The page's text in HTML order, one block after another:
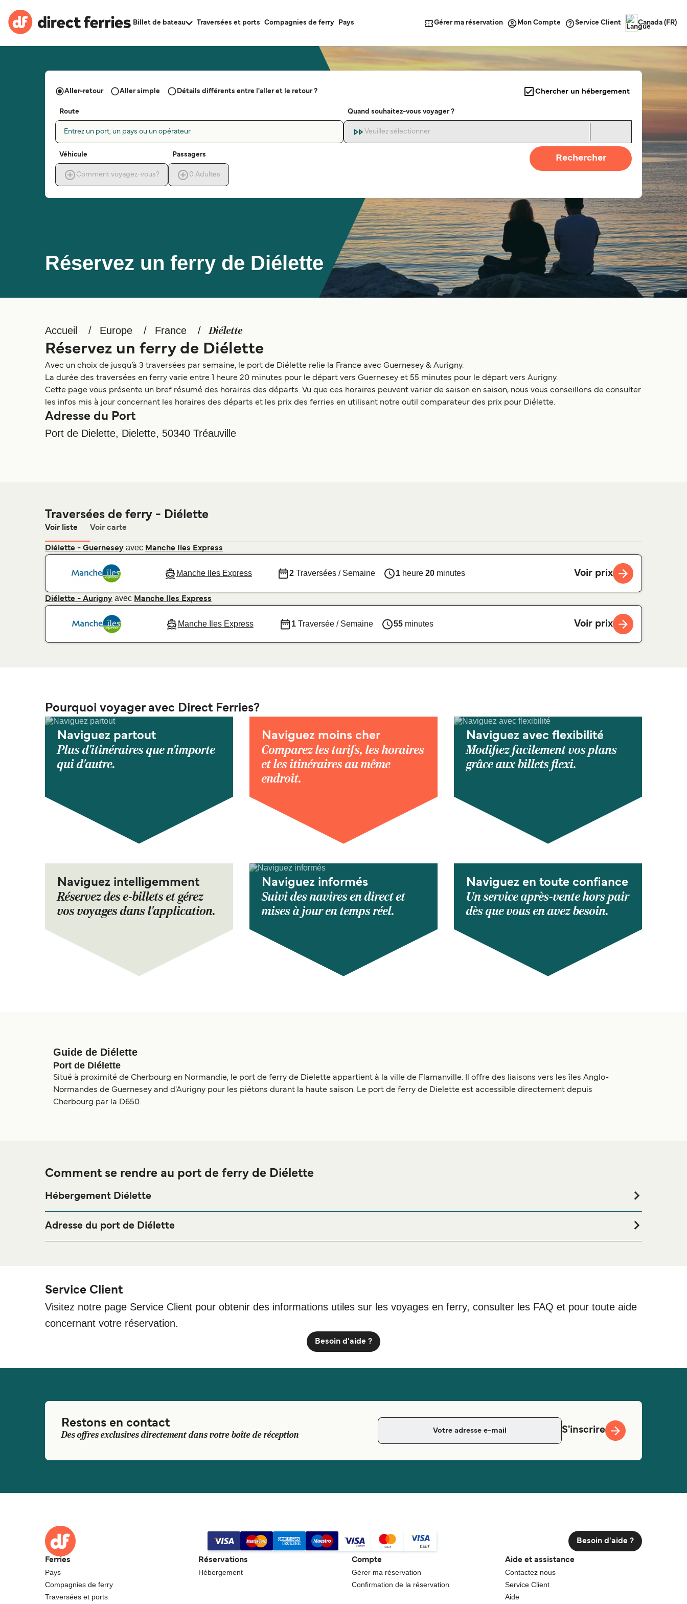
Billet de bateau Traversées et ports Compagnies de ferry Pays Gérer ma réservation Mon Compte Service Client Canada (FR)
Réservez un ferry de Diélette
Aller-retour Aller simple Détails différents entre l'aller et le retour ? Chercher un hébergement
Route
Entrez un port, un pays ou un opérateur
Quand souhaitez-vous voyager ?
Veuillez sélectionner
Véhicule
Comment voyagez-vous?
Passagers
0 Adultes
Rechercher
Accueil Europe France Diélette
Réservez un ferry de Diélette
Avec un choix de jusqu’à 3 traversées par semaine, le port de Diélette relie la France avec Guernesey & Aurigny.
La durée des traversées en ferry varie entre 1 heure 20 minutes pour le départ vers Guernesey et 55 minutes pour le départ vers Aurigny.
Cette page vous présente un bref résumé des horaires des départs. Vu que ces horaires peuvent varier de saison en saison, nous vous conseillons de consulter
les infos mis à jour concernant les horaires des départs et les prix des ferries en utilisant notre outil comparateur des prix pour Diélette.
Adresse du Port
Port de Dielette, Dielette, 50340 Tréauville
Traversées de ferry - Diélette
Voir liste Voir carte
Diélette - Guernesey avec Manche Iles Express
Manche Iles Express 2Traversées / Semaine 1heure 20minutes Voir prix
Diélette - Aurigny avec Manche Iles Express
Manche Iles Express 1 Traversée / Semaine 55 minutes Voir prix
Pourquoi voyager avec Direct Ferries?
Naviguez partout
Plus d'itinéraires que n'importe
qui d'autre.
Naviguez moins cher
Comparez les tarifs, les horaires
et les itinéraires au même
endroit.
Naviguez avec flexibilité
Modifiez facilement vos plans
grâce aux billets flexi.
Naviguez intelligemment
Réservez des e-billets et gérez
vos voyages dans l'application.
Naviguez informés
Suivi des navires en direct et
mises à jour en temps réel.
Naviguez en toute confiance
Un service après-vente hors pair
dès que vous en avez besoin.
Guide de Diélette
Port de Diélette
Situé à proximité de Cherbourg en Normandie, le port de ferry de Dielette appartient à la ville de Flamanville. Il offre des liaisons vers les îles Anglo-
Normandes de Guernesey and d'Aurigny pour les piétons durant la haute saison. Le port de ferry de Dielette est accessible directement depuis
Cherbourg par la D650.
Comment se rendre au port de ferry de Diélette
Hébergement Diélette
séjour, merci de bien vouloir visiter notre page
Adresse du port de Diélette
Service Client
Visitez notre page Service Client pour obtenir des informations utiles sur les voyages en ferry, consulter les FAQ et pour toute aide
concernant votre réservation.
Besoin d'aide ?
Restons en contact
Des offres exclusives directement dans votre boîte de réception S'inscrire
Besoin d'aide ?
Ferries
Pays
Compagnies de ferry
Traversées et ports
Réservations
Hébergement
Compte
Gérer ma réservation
Confirmation de la réservation
Aide et assistance
Contactez nous
Service Client
Aide